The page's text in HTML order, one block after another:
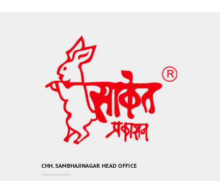
CHH. SAMBHAJINAGAR HEAD OFFICE